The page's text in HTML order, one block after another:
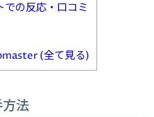
での反応・口コミ
(全て見る)
方法